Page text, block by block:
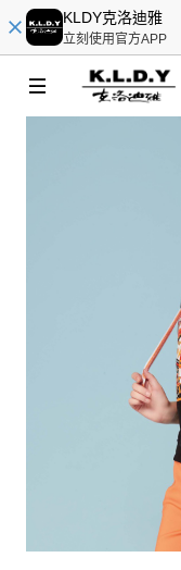
KLDY克洛迪雅
立刻使用官方APP